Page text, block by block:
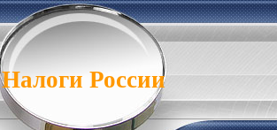
Налоги России